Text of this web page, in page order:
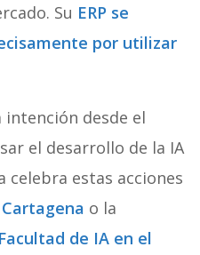
Su ERP se
por utilizar
desde el
el desarrollo de la IA
celebra estas acciones
o la
Facultad de IA en el